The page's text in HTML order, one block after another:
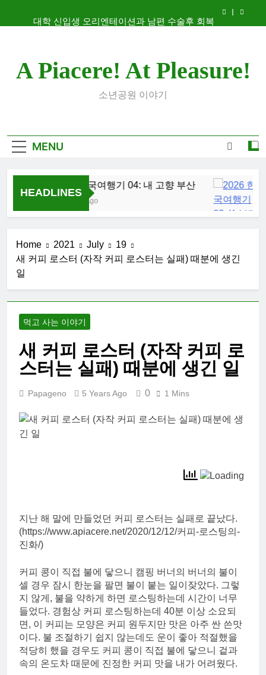
2026 한국여행기 04: 내 고향 부산
2026 한국여행기 03: K-뷰티를 만끽하다
2026 한국여행기 02: 82쿡 덕분에 만난 사람들
A Piacere! At Pleasure!
소년공원 이야기
MENU
HEADLINES
2026 한국여행기 04: 내 고향 부산
Home 2021 July
19
새 커피 로스터 (자작 커피 로스터는 실패) 때분에 생긴
일
먹고 사는 이야기
새 커피 로스터 (자작 커피 로
스터는 실패) 때분에 생긴 일
Papageno 5 Years Ago 0 1 Mins
지난 해 말에 만들었던 커피 로스터는 실패로 끝났다.
(https://www.apiacere.net/2020/12/12/커피-로스팅의-
진화/)
커피 콩이 직접 불에 닿으니 캠핑 버너의 버너의 불이
셀 경우 잠시 한눈을 팔면 불이 붙는 일이잦았다. 그렇
지 않게, 불을 약하게 하면 로스팅하는데 시간이 너무
들었다. 경험상 커피 로스팅하는데 40분 이상 소요되
면, 이 커피는 모양은 커피 원두지만 맛은 아주 싼 쓴맛
이다. 불 조절하기 쉽지 않는데도 운이 좋아 적절했을
적당히 했을 경우도 커피 콩이 직접 불에 닿으니 겉과
속의 온도차 때문에 진정한 커피 맛을 내가 어려웠다.